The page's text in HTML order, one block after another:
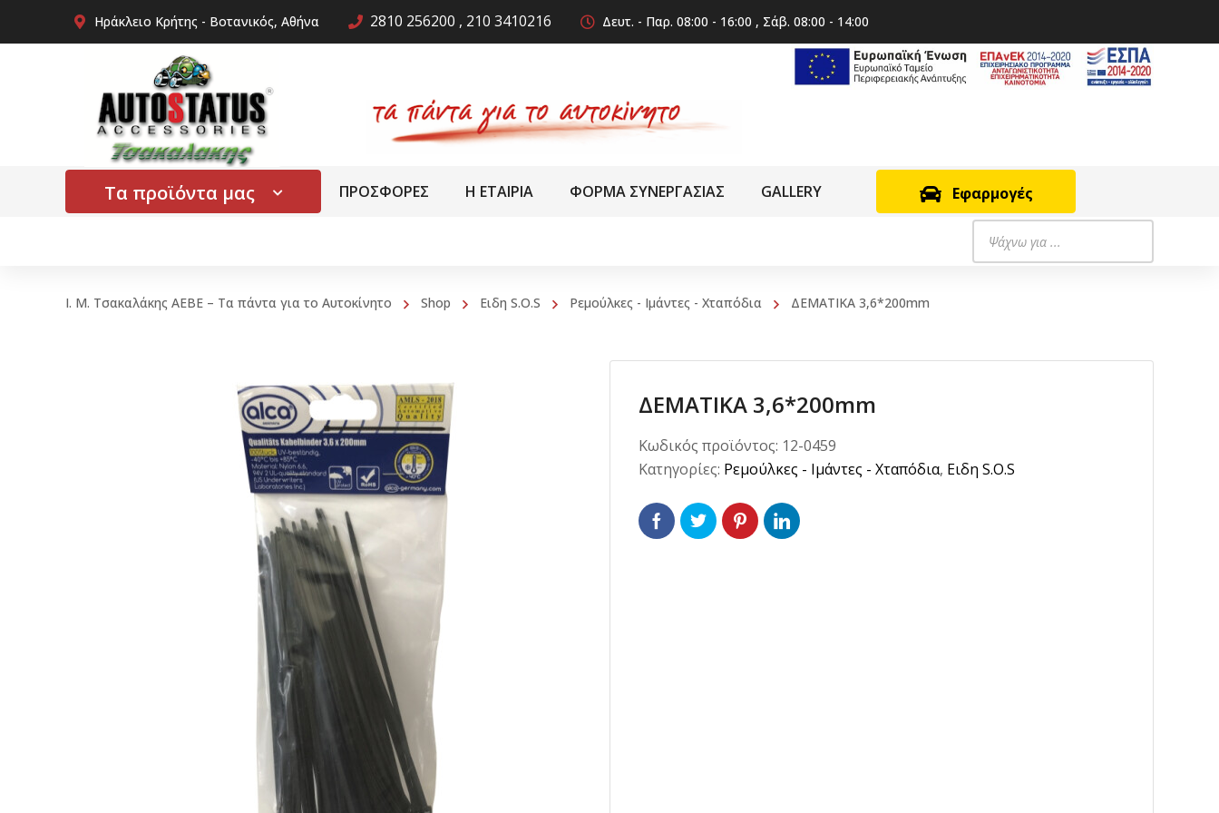
Ηράκλειο Κρήτης - Βοτανικός, Αθήνα 2810 256200 , 210 3410216 Δευτ. - Παρ. 08:00 - 16:00 , Σάβ. 08:00 - 14:00
Τα προϊόντα μας ΠΡΟΣΦΟΡΕΣ Η ΕΤΑΙΡΙΑ ΦΟΡΜΑ ΣΥΝΕΡΓΑΣΙΑΣ GALLERY
Εφαρμογές
Products
search
Ι. Μ. Τσακαλάκης ΑΕΒΕ – Τα πάντα για το Αυτοκίνητο Shop Ειδη S.O.S Ρεμούλκες - Ιμάντες - Χταπόδια ΔΕΜΑΤΙΚΑ 3,6*200mm
ΔΕΜΑΤΙΚΑ 3,6*200mm
Κωδικός προϊόντος: 12-0459
Κατηγορίες: Ρεμούλκες - Ιμάντες - Χταπόδια, Ειδη S.O.S